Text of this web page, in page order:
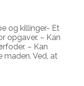
og killinger- Et
opgaver. – Kan
– Kan
maden. Ved, at